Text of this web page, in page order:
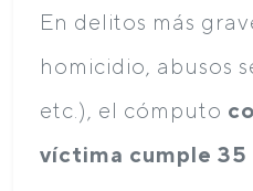
En delitos más
homicidio, abusos
etc.), el cómputo
víctima cumple 35